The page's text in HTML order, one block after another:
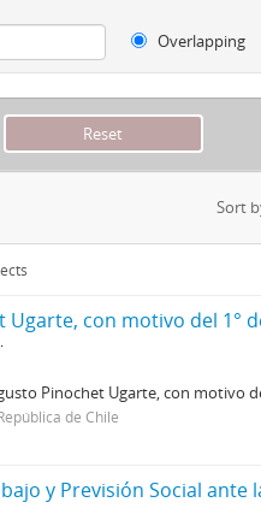
Overlapping
Sort
con motivo del 1°
Pinochet Ugarte, con motivo
de Chile